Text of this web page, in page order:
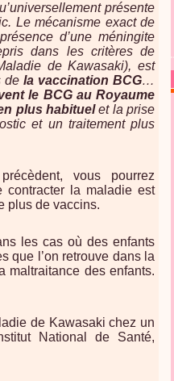
présente
Le mécanisme exact de
d’une méningite
dans les critères de
de Kawasaki), est
de la vaccination BCG…
le BCG au Royaume
plus habituelet la prise
et un traitement plus
vous pourrez
contracter la maladie est
plus de vaccins.
les cas où des enfants
que l’on retrouve dans la
maltraitance des enfants.
de Kawasaki chez un
National de Santé,